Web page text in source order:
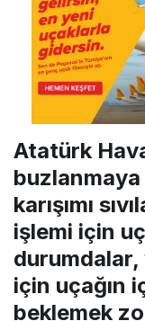
Atatürk
buzlanmaya
karışımı
işlemi için
için uçağın
beklemek